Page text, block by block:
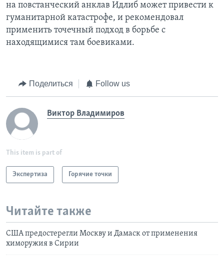
на повстанческий анклав Идлиб может привести к
гуманитарной катастрофе, и рекомендовал
применить точечный подход в борьбе с
находящимися там боевиками.
Поделиться Follow us
Виктор Владимиров
This item is part of
Экспертиза Горячие точки
Читайте также
США предостерегли Москву и Дамаск от применения
химоружия в Сирии